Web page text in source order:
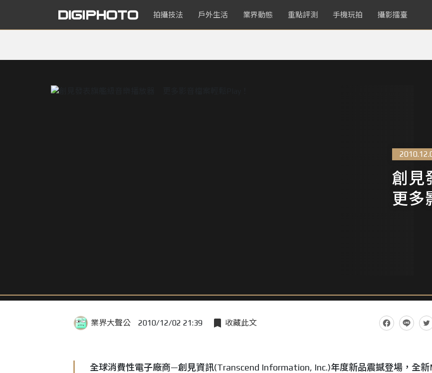
拍攝技法 戶外生活 業界動態 重點評測 手機玩拍 攝影擂臺
創見
更多
業界大聲公 2010/12/02 21:39 收藏此文
全球消費性電子廠商—創見資訊(Transcend Information, Inc.)年度新品震撼登場，全新